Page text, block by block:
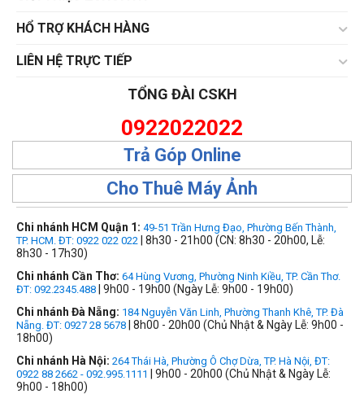
HỔ TRỢ KHÁCH HÀNG
LIÊN HỆ TRỰC TIẾP
TỔNG ĐÀI CSKH
0922022022
Trả Góp Online
Cho Thuê Máy Ảnh
Chi nhánh HCM Quận 1: 49-51 Trần Hưng Đạo, Phường Bến Thành,
TP. HCM. ĐT: 0922 022 022 | 8h30 - 21h00 (CN: 8h30 - 20h00, Lễ:
8h30 - 17h30)
Chi nhánh Cần Thơ: 64 Hùng Vương, Phường Ninh Kiều, TP. Cần Thơ.
ĐT: 092.2345.488 | 9h00 - 19h00 (Ngày Lễ: 9h00 - 19h00)
Chi nhánh Đà Nẵng: 184 Nguyễn Văn Linh, Phường Thanh Khê, TP. Đà
Nẵng. ĐT: 0927 28 5678 | 8h00 - 20h00 (Chủ Nhật & Ngày Lễ: 9h00 -
18h00)
Chi nhánh Hà Nội: 264 Thái Hà, Phường Ô Chợ Dừa, TP. Hà Nội, ĐT:
0922 88 2662 - 092.995.1111
| 9h00 - 20h00 (Chủ Nhật & Ngày Lễ:
9h00 - 18h00)